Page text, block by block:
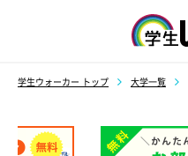
学生ウォーカー トップ 大学一覧